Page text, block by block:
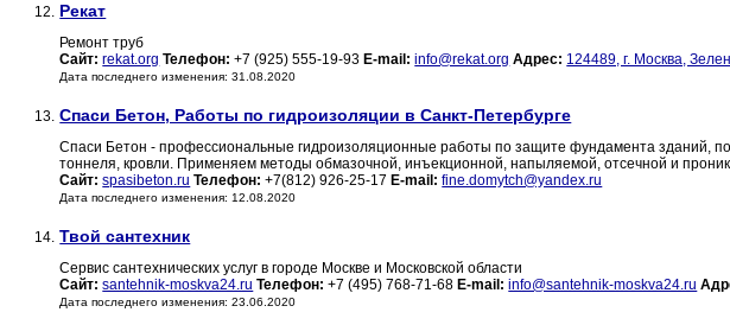
12. Рекат
Ремонт труб
Сайт: rekat.org Телефон: +7 (925) 555-19-93 E-mail: info@rekat.org Адрес: 124489, г. Москва,
Дата последнего изменения: 31.08.2020
13. Спаси Бетон, Работы по гидроизоляции в Санкт-Петербурге
Спаси Бетон - профессиональные гидроизоляционные работы по защите фундамента зданий,
тоннеля, кровли. Применяем методы обмазочной, инъекционной, напыляемой, отсечной и
Сайт: spasibeton.ru Телефон: +7(812) 926-25-17 E-mail: fine.domytch@yandex.ru
Дата последнего изменения: 12.08.2020
14. Твой сантехник
Сервис сантехнических услуг в городе Москве и Московской области
Сайт: santehnik-moskva24.ru Телефон: +7 (495) 768-71-68 E-mail: info@santehnik-moskva24.ru
Дата последнего изменения: 23.06.2020